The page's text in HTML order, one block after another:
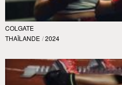
COLGATE
THAÏLANDE / 2024